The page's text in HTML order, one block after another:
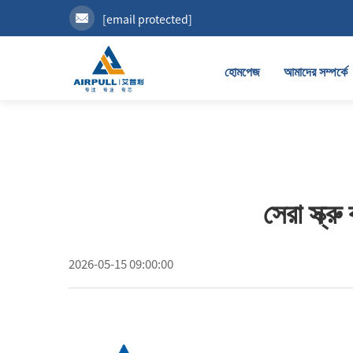
[email protected]
হোমপেজ আমাদের সম্পর্কে
সেরা
2026-05-15 09:00:00